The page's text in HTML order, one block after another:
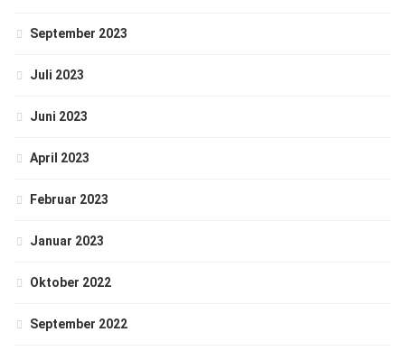
September 2023
Juli 2023
Juni 2023
April 2023
Februar 2023
Januar 2023
Oktober 2022
September 2022